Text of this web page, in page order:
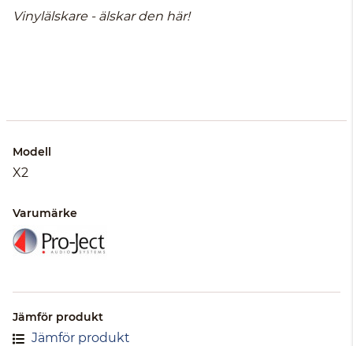
Vinylälskare - älskar den här!
Modell
X2
Varumärke
Jämför produkt
Jämför produkt